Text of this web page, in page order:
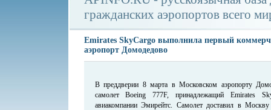
гражданских аэропортов всего
Emirates SkyCargo выполнила первый
аэропорт Домодедово
В преддверии 8 марта в Московском аэропорту
самолет Boeing 777F, принадлежащий Emirates
авиакомпании Эмирейтс. Самолет доставил в